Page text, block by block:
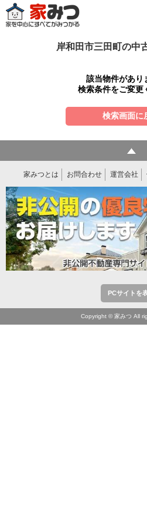
岸和田市三田町の中
該当物件があり
検索条件をご変更
検索画面に
家みつとは お問合わせ 運営会社
PCサイトを
Copyright © 家みつ All